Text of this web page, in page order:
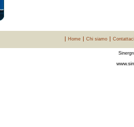
Home Chi siamo Contattaci